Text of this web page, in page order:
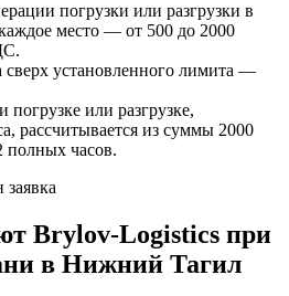
погрузки или разгрузки в
место — от 500 до 2000
сверх установленного лимита —
погрузке или разгрузке,
рассчитывается из суммы 2000
полных часов.
Brylov-Logistics при
в Нижний Тагил